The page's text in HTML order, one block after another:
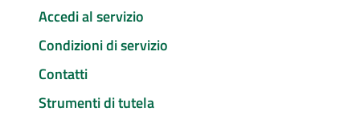
Accedi al servizio
Condizioni di servizio
Contatti
Strumenti di tutela